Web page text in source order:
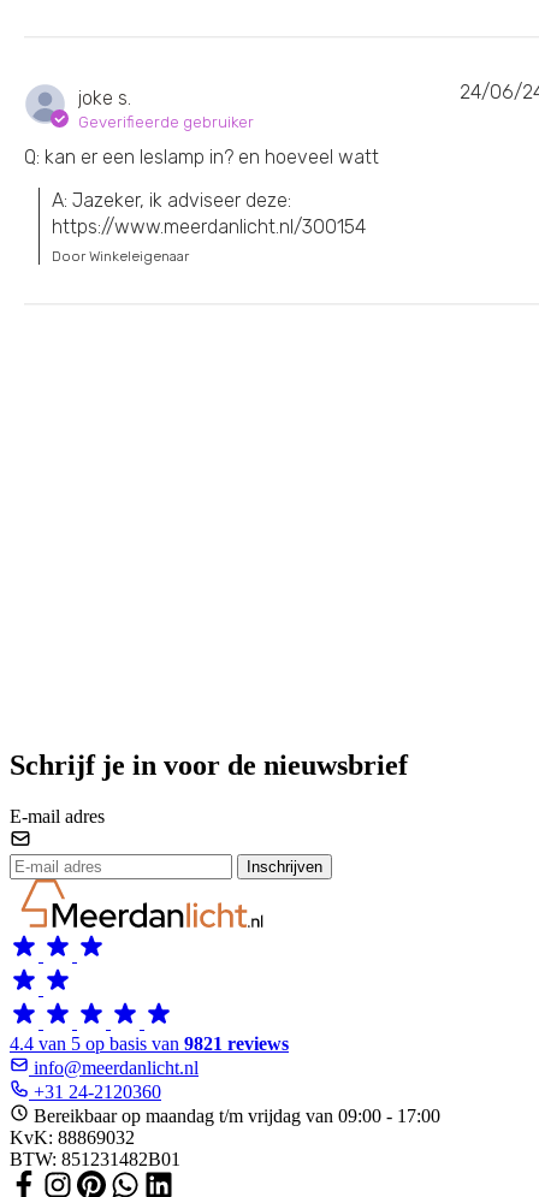
joke s.
Geverifieerde gebruiker
Q: kan er een leslamp in? en hoeveel watt
A: Jazeker, ik adviseer deze:
https://www.meerdanlicht.nl/300154
Door Winkeleigenaar
24/06/
Schrijf je in voor de nieuwsbrief
E-mail adres
Inschrijven
4.4 van 5 op basis van 9821 reviews
info@meerdanlicht.nl
+31 24-2120360
Bereikbaar op maandag t/m vrijdag van 09:00 - 17:00
KvK: 88869032
BTW: 851231482B01